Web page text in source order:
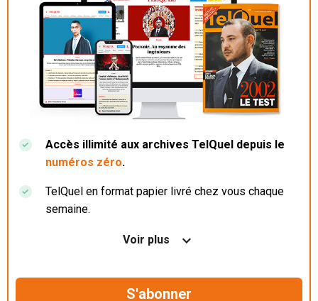
Accès illimité aux archives TelQuel depuis le
numéros zéro.
TelQuel en format papier livré chez vous chaque
semaine.
Nos articles en illimité sur ordinateur, tablette et
Le magazine TelQuel en numérique avant la sortie
Voir plus